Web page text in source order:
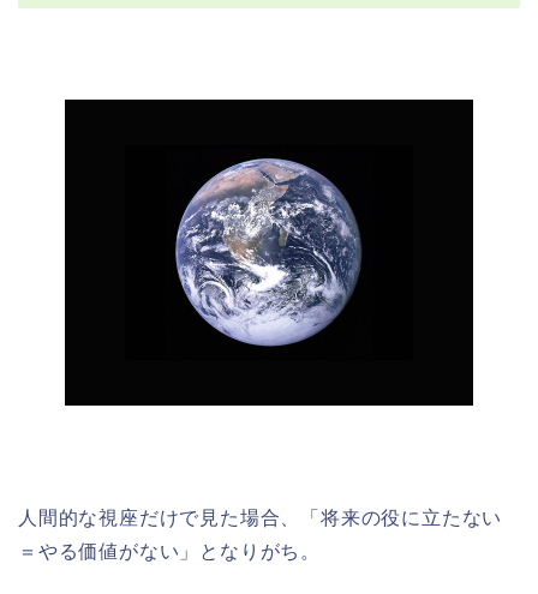
人間的な視座だけで見た場合、「将来の役に立たない
＝やる価値がない」となりがち。